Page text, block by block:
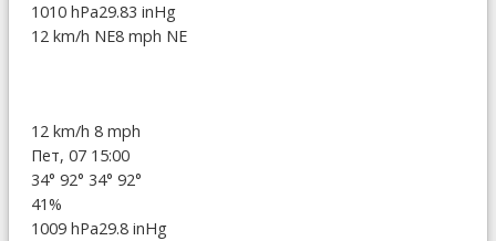
1010 hPa29.83 inHg
12 km/h NE8 mph NE
12 km/h 8 mph
Пет, 07 15:00
34° 92° 34° 92°
41%
1009 hPa29.8 inHg